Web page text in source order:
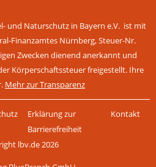
und Naturschutz in Bayern e.V. ist mit
Finanzamtes Nürnberg, Steuer-Nr.
Zwecken dienend anerkannt und
Körperschaftssteuer freigestellt. Ihre
Mehr zur Transparenz
Erklärung zur
Barrierefreiheit
Kontakt
lbv.de 2026